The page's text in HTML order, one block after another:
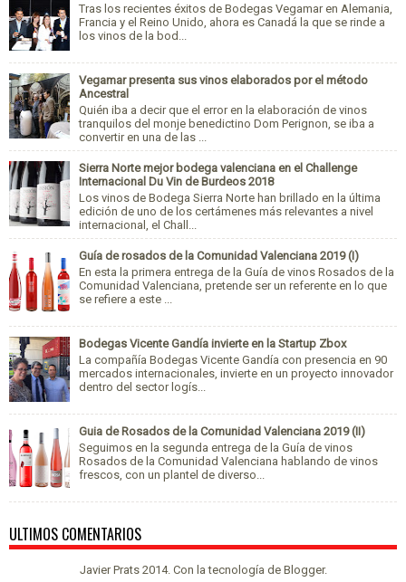
Tras los recientes éxitos de Bodegas Vegamar en Alemania,
Francia y el Reino Unido, ahora es Canadá la que se rinde a
los vinos de la bod...
Vegamar presenta sus vinos elaborados por el método
Ancestral
Quién iba a decir que el error en la elaboración de vinos
tranquilos del monje benedictino Dom Perignon, se iba a
convertir en una de las ...
Sierra Norte mejor bodega valenciana en el Challenge
Internacional Du Vin de Burdeos 2018
Los vinos de Bodega Sierra Norte han brillado en la última
edición de uno de los certámenes más relevantes a nivel
internacional, el Chall...
Guía de rosados de la Comunidad Valenciana 2019 (I)
En esta la primera entrega de la Guía de vinos Rosados de la
Comunidad Valenciana, pretende ser un referente en lo que
se refiere a este ...
Bodegas Vicente Gandía invierte en la Startup Zbox
La compañía Bodegas Vicente Gandía con presencia en 90
mercados internacionales, invierte en un proyecto innovador
dentro del sector logís...
Guia de Rosados de la Comunidad Valenciana 2019 (II)
Seguimos en la segunda entrega de la Guía de vinos
Rosados de la Comunidad Valenciana hablando de vinos
frescos, con un plantel de diverso...
ULTIMOS COMENTARIOS
Javier Prats 2014. Con la tecnología de Blogger.